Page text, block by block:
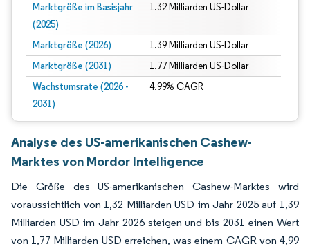
Marktgröße im Basisjahr
(2025)
1.32 Milliarden US-Dollar
Marktgröße (2026) 1.39 Milliarden US-Dollar
Marktgröße (2031) 1.77 Milliarden US-Dollar
Wachstumsrate (2026 -
2031)
4.99% CAGR
Analyse des US-amerikanischen Cashew-
Marktes von Mordor Intelligence
Die Größe des US-amerikanischen Cashew-Marktes wird
voraussichtlich von 1,32 Milliarden USD im Jahr 2025 auf 1,39
Milliarden USD im Jahr 2026 steigen und bis 2031 einen Wert
von 1,77 Milliarden USD erreichen, was einem CAGR von 4,99